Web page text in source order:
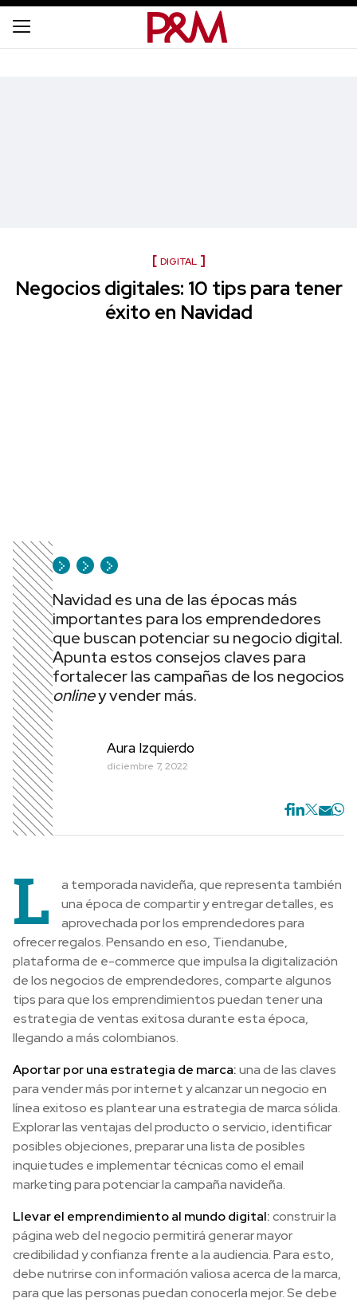
DIGITAL
Negocios digitales: 10 tips para tener
éxito en Navidad
Navidad es una de las épocas más
importantes para los emprendedores
que buscan potenciar su negocio digital.
Apunta estos consejos claves para
fortalecer las campañas de los negocios
onliney vender más.
Aura Izquierdo
diciembre 7, 2022
L
a temporada navideña, que representa también
una época de compartir y entregar detalles, es
aprovechada por los emprendedores para
ofrecer regalos. Pensando en eso, Tiendanube,
plataforma de e-commerce que impulsa la digitalización
de los negocios de emprendedores, comparte algunos
tips para que los emprendimientos puedan tener una
estrategia de ventas exitosa durante esta época,
llegando a más colombianos.
Aportar por una estrategia de marca:una de las claves
para vender más por internet y alcanzar un negocio en
línea exitoso es plantear una estrategia de marca sólida.
Explorar las ventajas del producto o servicio, identificar
posibles objeciones, preparar una lista de posibles
inquietudes e implementar técnicas como el email
marketing para potenciar la campaña navideña.
Llevar el emprendimiento al mundo digital:construir la
página web del negocio permitirá generar mayor
credibilidad y confianza frente a la audiencia. Para esto,
debe nutrirse con información valiosa acerca de la marca,
para que las personas puedan conocerla mejor. Se debe